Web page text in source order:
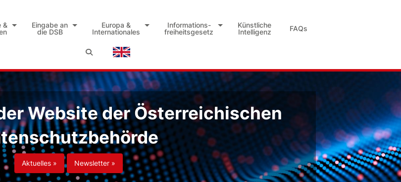
&
Eingabe an
die DSB
Europa &
Internationales
Informations-
freiheitsgesetz
Künstliche
Intelligenz
FAQs
Website der Österreichischen
Aktuelles » Newsletter »